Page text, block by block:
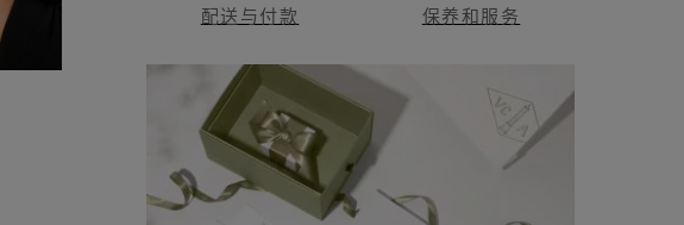
配送与付款 保养和服务